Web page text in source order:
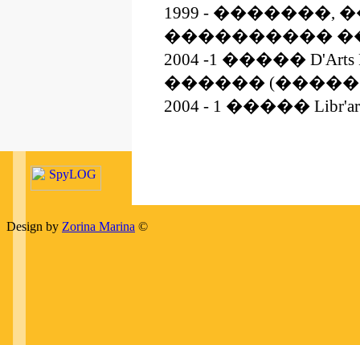
1999 -
����������
2004 -1 ����� D'Arts
������
2004 - 1 �����
Design by Zorina Marina ©